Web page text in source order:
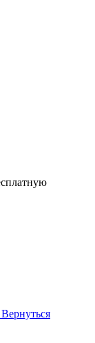
Вернуться